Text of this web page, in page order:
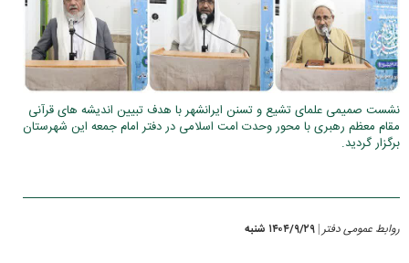
نشست صمیمی علمای تشیع و تسنن ایرانشهر با هدف تبیین اندیشه های قرآنی
مقام معظم رهبری با محور وحدت امت اسلامی در دفتر امام جمعه این شهرستان
برگزار گردید.
روابط عمومی دفتر ۱۴۰۴/۹/۲۹ شنبه